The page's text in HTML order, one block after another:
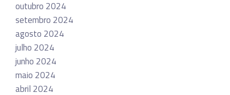
outubro 2024
setembro 2024
agosto 2024
julho 2024
junho 2024
maio 2024
abril 2024